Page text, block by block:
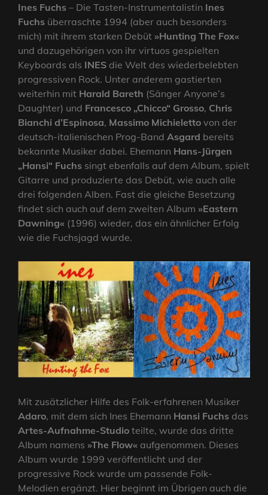
Ines Fuchs – Die Tasten-Instrumentalistin Ines
Fuchs überraschte 1994 (aber auch besonders
mich) mit ihrem starken Debüt »Hunting The Fox«
und dazugehörigen von ihr virtuos gespielten
Keyboards als INES die Welt des wiederbelebten
progressiven Rock. Unter anderem gastierten
weiterhin mit Harald Bareth (Sänger Anyone’s
Daughter) und Francesco „Chicco“ Grosso, Chris
Bianchi d’Espinosa, Massimo Michieletto von der
deutsch-italienischen Prog-Band Asgard bereits
bekannte Musiker dabei. Ehemann Hans-Jürgen
„Hansi“ Fuchs singt ebenfalls auf dem Album, spielt
Gitarre und produzierte das Debüt, wie auch alle
drei folgenden Alben. Fast die gleiche Besetzung
findet sich auch auf dem zweiten Album »Eastern
Dawning« (1996) wieder, das ein ähnlicher Erfolg
wie die Fuchsjagd wurde.
Mit zusätzlicher Hilfe des Folk-erfahrenen Musiker
Adaro, mit dem sich Ines Ehemann Hansi Fuchs das
Artes-Aufnahme-Studio teilte, wurde das dritte
Album namens »The Flow« aufgenommen. Dieses
Album wurde 1999 veröffentlicht und der
progressive Rock wurde um passende Folk-
Melodien ergänzt. Hier beginnt im Übrigen auch die